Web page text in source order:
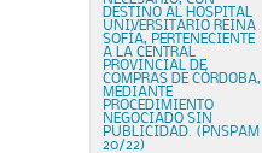
DESTINO AL HOSPITAL
UNIVERSITARIO REINA
SOFÍA, PERTENECIENTE
A LA CENTRAL
PROVINCIAL DE
COMPRAS DE CÓRDOBA,
MEDIANTE
PROCEDIMIENTO
NEGOCIADO SIN
PUBLICIDAD. (PNSPAM
20/22)